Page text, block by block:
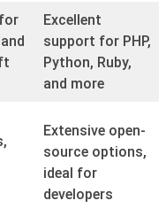
Excellent
support for PHP,
Python, Ruby,
and more
Extensive open-
source options,
ideal for
developers